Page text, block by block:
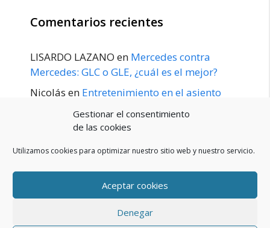
Gestionar el consentimiento
de las cookies
Utilizamos cookies para optimizar nuestro sitio web y nuestro servicio.
Aceptar cookies
Denegar
Comentarios recientes
LISARDO LAZANO en Mercedes contra
Mercedes: GLC o GLE, ¿cuál es el mejor?
Nicolás en Entretenimiento en el asiento
principios de 2020
POLÍTICA DE PRIVACIDAD
Política de cookies (UE)